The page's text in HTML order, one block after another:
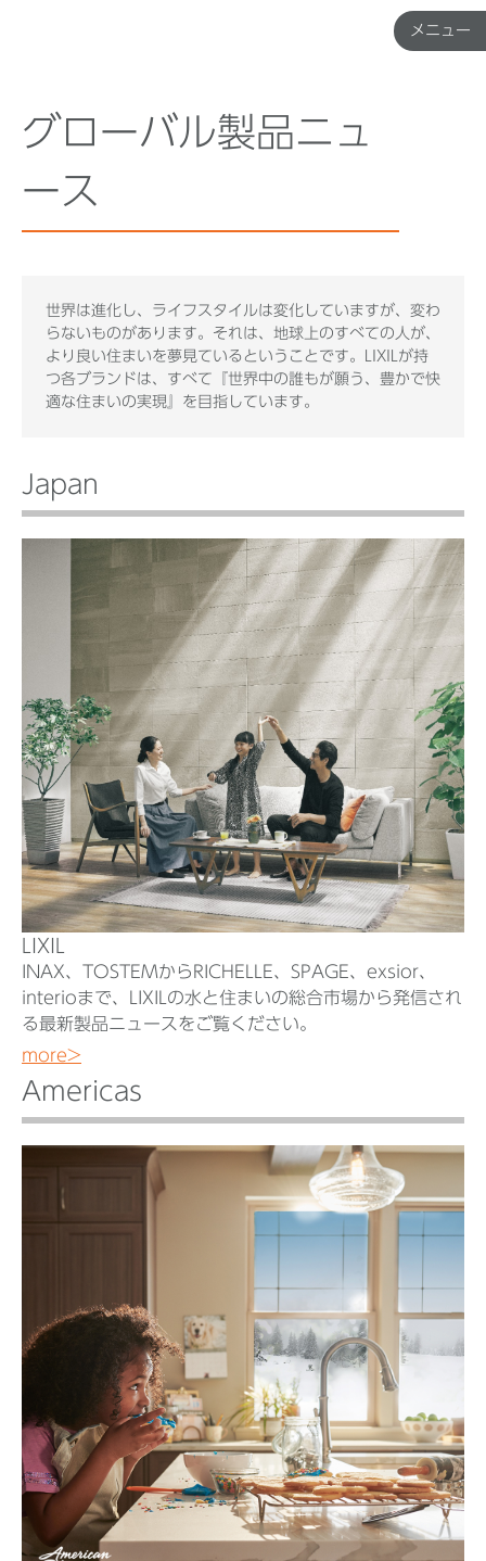
メニュー
Top
国内製品ニュース
グローバル製品ニュース
IR ニュース
製品ニュースアーカイブ
グローバル製品ニュ
ース
世界は進化し、ライフスタイルは変化していますが、変わ
らないものがあります。それは、地球上のすべての人が、
より良い住まいを夢見ているということです。LIXILが持
つ各ブランドは、すべて『世界中の誰もが願う、豊かで快
適な住まいの実現』を目指しています。
Japan
LIXIL
INAX、TOSTEMからRICHELLE、SPAGE、exsior、
interioまで、LIXILの水と住まいの総合市場から発信され
る最新製品ニュースをご覧ください。
more>
Americas